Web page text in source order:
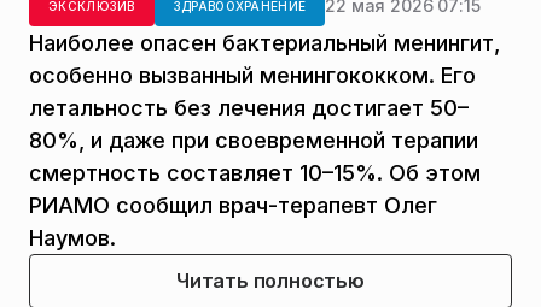
ЭКСКЛЮЗИВ ЗДРАВООХРАНЕНИЕ 22 мая 2026 07:15
Наиболее опасен бактериальный менингит,
особенно вызванный менингококком. Его
летальность без лечения достигает 50–
80%, и даже при своевременной терапии
смертность составляет 10–15%. Об этом
РИАМО сообщил врач-терапевт Олег
Наумов.
Читать полностью